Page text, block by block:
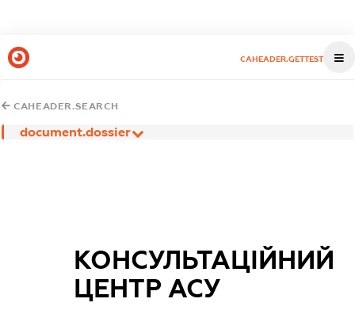
CAHEADER.GETTEST
CAHEADER.SEARCH
document.dossier
КОНСУЛЬТАЦІЙНИЙ
ЦЕНТР АСУ